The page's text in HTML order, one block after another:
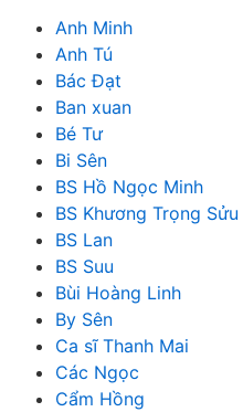
Anh Minh
Anh Tú
Bác Đạt
Ban xuan
Bé Tư
Bi Sên
BS Hồ Ngọc Minh
BS Khương Trọng Sửu
BS Lan
BS Suu
Bùi Hoàng Linh
By Sên
Ca sĩ Thanh Mai
Các Ngọc
Cẩm Hồng